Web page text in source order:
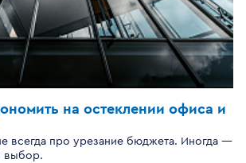
на остеклении офиса и
всегда про урезание бюджета. Иногда —
выбор.